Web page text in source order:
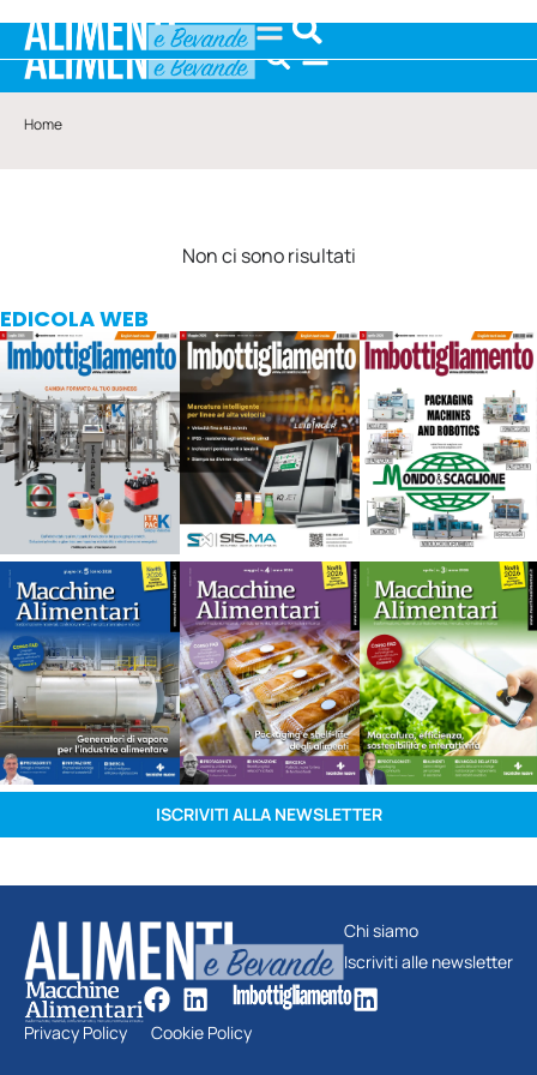
Home
Non ci sono risultati
EDICOLA WEB
ISCRIVITI ALLA NEWSLETTER
Chi siamo
Iscriviti alle newsletter
Privacy Policy Cookie Policy